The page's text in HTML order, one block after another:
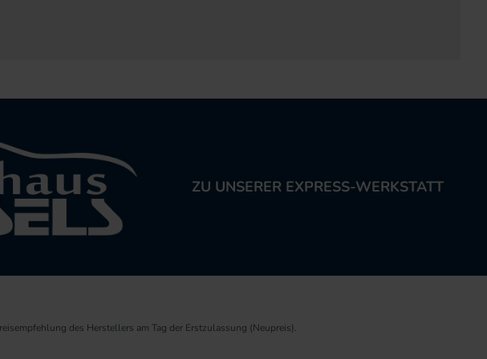
ZU UNSERER EXPRESS-WERKSTATT
des Herstellers am Tag der Erstzulassung (Neupreis).